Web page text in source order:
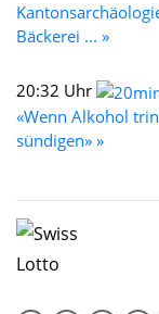
Bäckerei ... »
20:32 Uhr
«Wenn Alkohol
sündigen» »